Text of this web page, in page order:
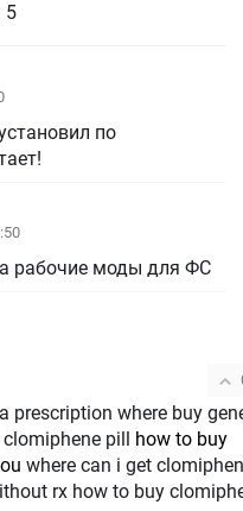
5
по
рабочие моды для ФС
prescription where buy
pill how to buy
where can i get
rx how to buy